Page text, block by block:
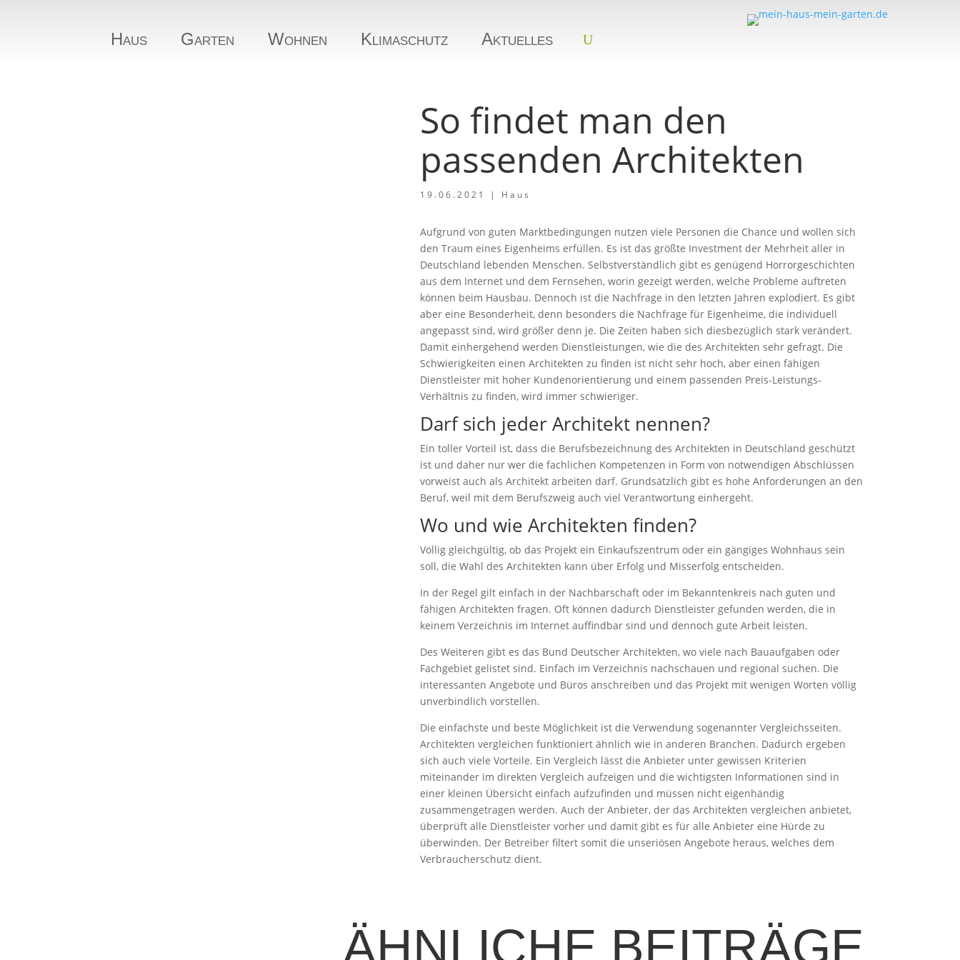
Haus Garten Wohnen Klimaschutz Aktuelles
So findet man den
passenden Architekten
19.06.2021 | Haus
Aufgrund von guten Marktbedingungen nutzen viele Personen die Chance und wollen sich
den Traum eines Eigenheims erfüllen. Es ist das größte Investment der Mehrheit aller in
Deutschland lebenden Menschen. Selbstverständlich gibt es genügend Horrorgeschichten
aus dem Internet und dem Fernsehen, worin gezeigt werden, welche Probleme auftreten
können beim Hausbau. Dennoch ist die Nachfrage in den letzten Jahren explodiert. Es gibt
aber eine Besonderheit, denn besonders die Nachfrage für Eigenheime, die individuell
angepasst sind, wird größer denn je. Die Zeiten haben sich diesbezüglich stark verändert.
Damit einhergehend werden Dienstleistungen, wie die des Architekten sehr gefragt. Die
Schwierigkeiten einen Architekten zu finden ist nicht sehr hoch, aber einen fähigen
Dienstleister mit hoher Kundenorientierung und einem passenden Preis-Leistungs-
Verhältnis zu finden, wird immer schwieriger.
Darf sich jeder Architekt nennen?
Ein toller Vorteil ist, dass die Berufsbezeichnung des Architekten in Deutschland geschützt
ist und daher nur wer die fachlichen Kompetenzen in Form von notwendigen Abschlüssen
vorweist auch als Architekt arbeiten darf. Grundsätzlich gibt es hohe Anforderungen an den
Beruf, weil mit dem Berufszweig auch viel Verantwortung einhergeht.
Wo und wie Architekten finden?
Völlig gleichgültig, ob das Projekt ein Einkaufszentrum oder ein gängiges Wohnhaus sein
soll, die Wahl des Architekten kann über Erfolg und Misserfolg entscheiden.
In der Regel gilt einfach in der Nachbarschaft oder im Bekanntenkreis nach guten und
fähigen Architekten fragen. Oft können dadurch Dienstleister gefunden werden, die in
keinem Verzeichnis im Internet auffindbar sind und dennoch gute Arbeit leisten.
Des Weiteren gibt es das Bund Deutscher Architekten, wo viele nach Bauaufgaben oder
Fachgebiet gelistet sind. Einfach im Verzeichnis nachschauen und regional suchen. Die
interessanten Angebote und Büros anschreiben und das Projekt mit wenigen Worten völlig
unverbindlich vorstellen.
Die einfachste und beste Möglichkeit ist die Verwendung sogenannter Vergleichsseiten.
Architekten vergleichen funktioniert ähnlich wie in anderen Branchen. Dadurch ergeben
sich auch viele Vorteile. Ein Vergleich lässt die Anbieter unter gewissen Kriterien
miteinander im direkten Vergleich aufzeigen und die wichtigsten Informationen sind in
einer kleinen Übersicht einfach aufzufinden und müssen nicht eigenhändig
zusammengetragen werden. Auch der Anbieter, der das Architekten vergleichen anbietet,
überprüft alle Dienstleister vorher und damit gibt es für alle Anbieter eine Hürde zu
überwinden. Der Betreiber filtert somit die unseriösen Angebote heraus, welches dem
Verbraucherschutz dient.
ÄHNLICHE BEITRÄGE